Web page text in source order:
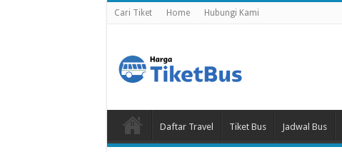
Cari Tiket Home Hubungi Kami
Daftar Travel Tiket Bus Jadwal Bus